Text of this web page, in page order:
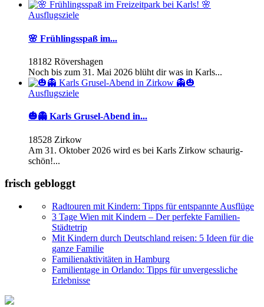
Ausflugsziele
🌸 Frühlingsspaß im...
18182 Rövershagen
Noch bis zum 31. Mai 2026 blüht dir was in Karls...
Ausflugsziele
🎃👻 Karls Grusel-Abend in...
18528 Zirkow
Am 31. Oktober 2026 wird es bei Karls Zirkow schaurig-
schön!...
frisch gebloggt
Radtouren mit Kindern: Tipps für entspannte Ausflüge
3 Tage Wien mit Kindern – Der perfekte Familien-
Städtetrip
Mit Kindern durch Deutschland reisen: 5 Ideen für die
ganze Familie
Familienaktivitäten in Hamburg
Familientage in Orlando: Tipps für unvergessliche
Erlebnisse